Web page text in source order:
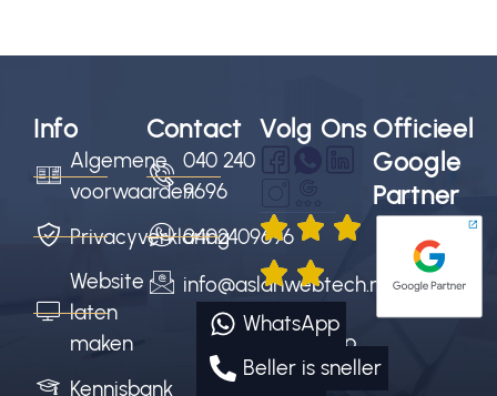
Info
Algemene
voorwaarden
Privacyverklaring
Website
laten
maken
Kennisbank
Contact
040 240
9696
0402409696
info@aslanwebtech.nl
Volg Ons
4.9/5
sterren op
Google
Officieel
Google
Partner
WhatsApp
Beller is sneller